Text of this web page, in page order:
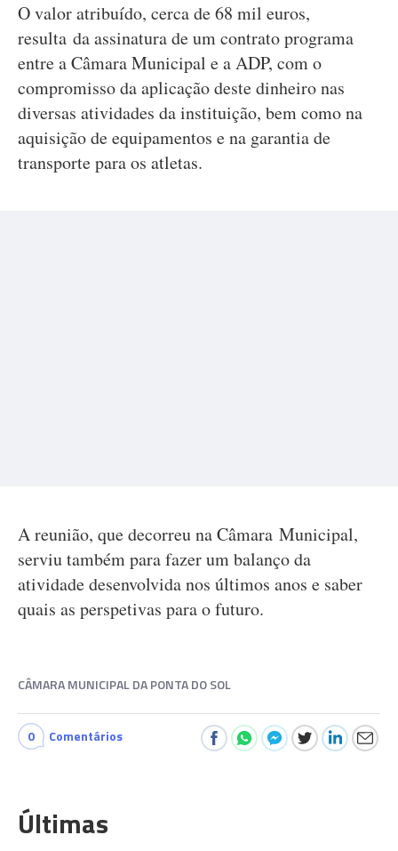
O valor atribuído, cerca de 68 mil euros,
resulta da assinatura de um contrato programa
entre a Câmara Municipal e a ADP, com o
compromisso da aplicação deste dinheiro nas
diversas atividades da instituição, bem como na
aquisição de equipamentos e na garantia de
transporte para os atletas.
A reunião, que decorreu na Câmara Municipal,
serviu também para fazer um balanço da
atividade desenvolvida nos últimos anos e saber
quais as perspetivas para o futuro.
CÂMARA MUNICIPAL DA PONTA DO SOL
0 Comentários
Últimas